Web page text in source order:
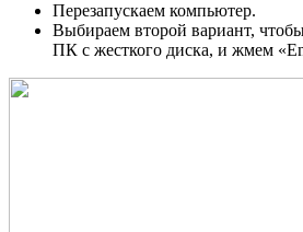
Перезапускаем компьютер.
Выбираем второй вариант,
ПК с жесткого диска, и жмем